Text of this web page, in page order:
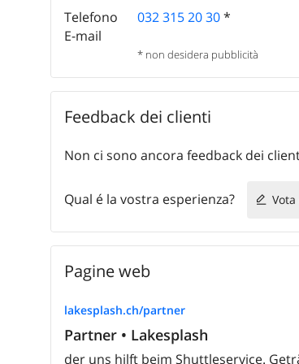
Telefono 032 315 20 30*
E-mail
* non desidera pubblicità
Feedback dei clienti
Non ci sono ancora feedback dei
Qual é la vostra esperienza? Vota
Pagine web
lakesplash.ch/partner
Partner • Lakesplash
der uns hilft beim Shuttleservice.